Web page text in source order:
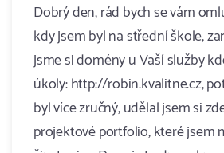
Dobrý den, rád bych se vám
kdy jsem byl na střední škole,
jsme si domény u Vaší služby
úkoly: http://robin.kvalitne.cz,
byl více zručný, udělal jsem si
projektové portfolio, které jsem